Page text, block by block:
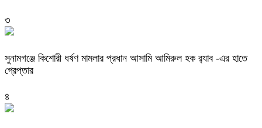
৩
‎সুনামগঞ্জে কিশোরী ধর্ষণ মামলার প্রধান আসামি আমিরুল হক র‌্যাব -এর হাতে
গ্রেপ্তার
৪